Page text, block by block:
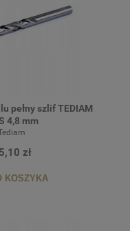
pełny szlif TEDIAM
4,8 mm
zł
KOSZYKA